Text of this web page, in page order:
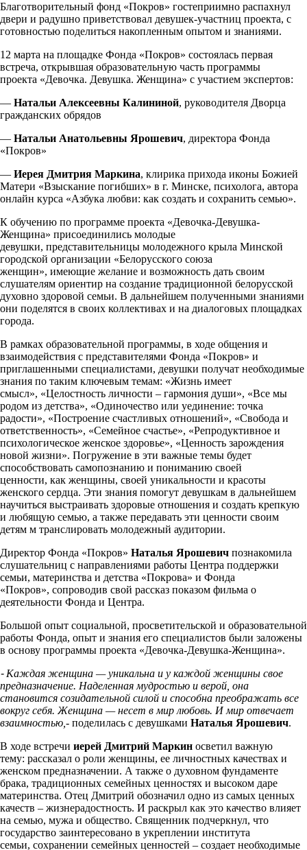
Благотворительный фонд «Покров» гостеприимно распахнул
двери и радушно приветствовал девушек-участниц проекта, с
готовностью поделиться накопленным опытом и знаниями.
12 марта на площадке Фонда «Покров» состоялась первая
встреча, открывшая образовательную часть программы
проекта «Девочка. Девушка. Женщина» с участием экспертов:
— Натальи Алексеевны Калининой, руководителя Дворца
гражданских обрядов
— Натальи Анатольевны Ярошевич, директора Фонда
«Покров»
— Иерея Дмитрия Маркина, клирика прихода иконы Божией
Матери «Взыскание погибших» в г. Минске, психолога, автора
онлайн курса «Азбука любви: как создать и сохранить семью».
К обучению по программе проекта «Девочка-Девушка-
Женщина» присоединились молодые
девушки, представительницы молодежного крыла Минской
городской организации «Белорусского союза
женщин», имеющие желание и возможность дать своим
слушателям ориентир на создание традиционной белорусской
духовно здоровой семьи. В дальнейшем полученными знаниями
они поделятся в своих коллективах и на диалоговых площадках
города.
В рамках образовательной программы, в ходе общения и
взаимодействия с представителями Фонда «Покров» и
приглашенными специалистами, девушки получат необходимые
знания по таким ключевым темам: «Жизнь имеет
смысл», «Целостность личности – гармония души», «Все мы
родом из детства», «Одиночество или уединение: точка
радости», «Построение счастливых отношений», «Свобода и
ответственность», «Семейное счастье», «Репродуктивное и
психологическое женское здоровье», «Ценность зарождения
новой жизни». Погружение в эти важные темы будет
способствовать самопознанию и пониманию своей
ценности, как женщины, своей уникальности и красоты
женского сердца. Эти знания помогут девушкам в дальнейшем
научиться выстраивать здоровые отношения и создать крепкую
и любящую семью, а также передавать эти ценности своим
детям м транслировать молодежный аудитории.
Директор Фонда «Покров» Наталья Ярошевич познакомила
слушательниц с направлениями работы Центра поддержки
семьи, материнства и детства «Покрова» и Фонда
«Покров», сопроводив свой рассказ показом фильма о
деятельности Фонда и Центра.
Большой опыт социальной, просветительской и образовательной
работы Фонда, опыт и знания его специалистов были заложены
в основу программы проекта «Девочка-Девушка-Женщина».
⁃ Каждая женщина — уникальна и у каждой женщины свое
предназначение. Наделенная мудростью и верой, она
становится созидательной силой и способна преображать все
вокруг себя. Женщина — несет в мир любовь. И мир отвечает
взаимностью,- поделилась с девушками Наталья Ярошевич.
В ходе встречи иерей Дмитрий Маркин осветил важную
тему: рассказал о роли женщины, ее личностных качествах и
женском предназначении. А также о духовном фундаменте
брака, традиционных семейных ценностях и высоком даре
материнства. Отец Дмитрий обозначил одно из самых ценных
качеств – жизнерадостность. И раскрыл как это качество влияет
на семью, мужа и общество. Священник подчеркнул, что
государство заинтересовано в укреплении института
семьи, сохранении семейных ценностей – создает необходимые